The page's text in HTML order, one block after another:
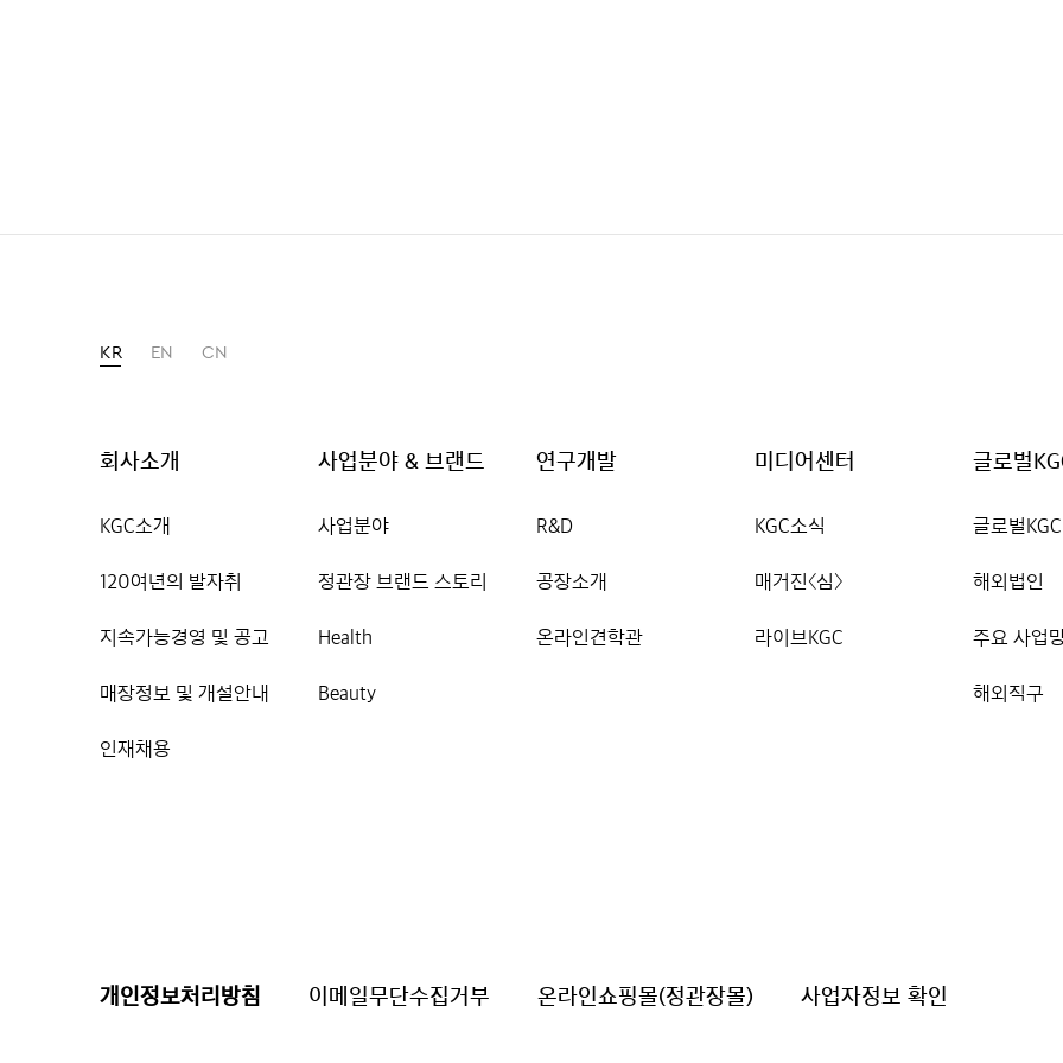
KR EN CN
회사소개
KGC소개
120여년의 발자취
지속가능경영 및 공고
매장정보 및 개설안내
인재채용
사업분야 & 브랜드
사업분야
정관장 브랜드 스토리
Health
Beauty
연구개발
R&D
공장소개
온라인견학관
미디어센터
KGC소식
매거진〈심〉
라이브KGC
글로벌
글로벌
해외법인
주요 사업
해외직구
개인정보처리방침 이메일무단수집거부 온라인쇼핑몰(정관장몰) 사업자정보 확인